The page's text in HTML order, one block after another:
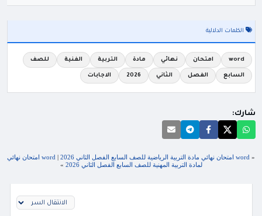
الكلمات الدلالية
word امتحان نهائي مادة التربية الفنية للصف
السابع الفصل الثاني 2026 الاجابات
شارك:
« word امتحان نهائي مادة التربية الرياضية للصف السابع الفصل الثاني 2026 |
word امتحان نهائي
لمادة التربية المهنية للصف السابع الفصل الثاني 2026
»